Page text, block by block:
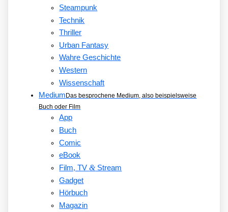
Steampunk
Technik
Thriller
Urban Fantasy
Wahre Geschichte
Western
Wissenschaft
Medium Das besprochene Medium, also beispielsweise
Buch oder Film
App
Buch
Comic
eBook
Film, TV&Stream
Gadget
Hörbuch
Magazin